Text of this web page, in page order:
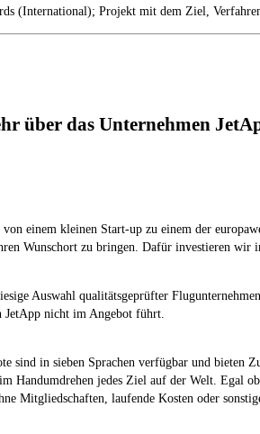
(International); Projekt mit dem Ziel,
über das Unternehmen
einem kleinen Start-up zu einem der
Wunschort zu bringen. Dafür investieren wir
Auswahl qualitätsgeprüfter
JetApp nicht im Angebot führt.
sind in sieben Sprachen verfügbar und bieten
Handumdrehen jedes Ziel auf der Welt. Egal
Mitgliedschaften, laufende Kosten oder